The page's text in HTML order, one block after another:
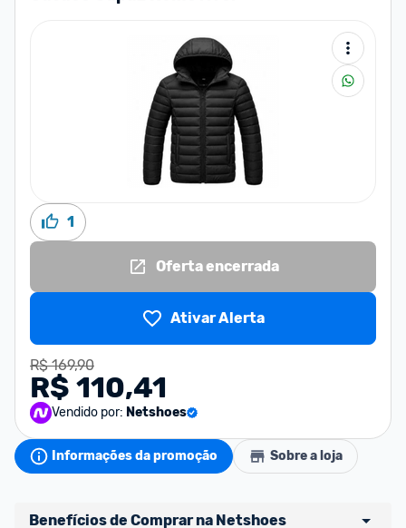
1
Oferta encerrada
Ativar Alerta
R$ 169,90
R$ 110,41
Vendido por: Netshoes
Informações da promoção Sobre a loja
Benefícios de Comprar na Netshoes